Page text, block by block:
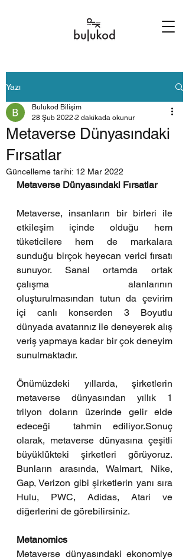
Yazı
Metaverse Dünyasındaki
Fırsatlar
Bulukod Bilişim
28 Şub 2022 2 dakikada okunur
Güncelleme tarihi: 12 Mar 2022
Metaverse Dünyasındaki Fırsatlar
Metaverse, insanların bir birleri ile
etkileşim içinde olduğu hem
tüketicilere hem de markalara
sunduğu birçok heyecan verici fırsatı
sunuyor. Sanal ortamda ortak
çalışma alanlarının
oluşturulmasından tutun da çevirim
içi canlı konserden 3 Boyutlu
dünyada avatarınız ile deneyerek alış
veriş yapmaya kadar bir çok deneyim
sunulmaktadır.
Önümüzdeki yıllarda, şirketlerin
metaverse dünyasından yıllık 1
trilyon doların üzerinde gelir elde
edeceği  tahmin ediliyor.Sonuç
olarak, metaverse dünyasına çeşitli
büyüklükteki şirketleri görüyoruz.
Bunların arasında, Walmart, Nike,
Gap, Verizon gibi şirketlerin yanı sıra
Hulu, PWC, Adidas, Atari ve
diğerlerini de görebilirsiniz.
Metanomics
Metaverse dünyasındaki ekonomiye